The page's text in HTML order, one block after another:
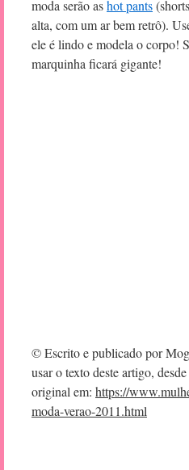
moda serão ashot pants
alta, com um ar bem retrô).
ele é lindo e modela o corpo!
marquinha ficará gigante!
© Escrito e publicado por
usar o texto deste artigo,
original em: https://
moda-verao-2011.html